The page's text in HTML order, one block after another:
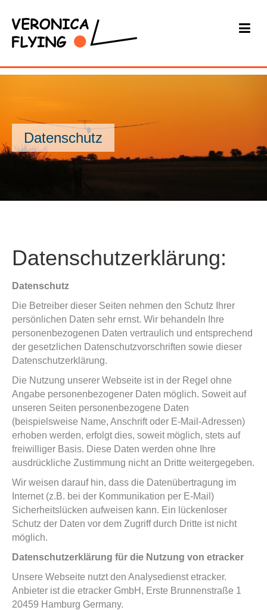
Datenschutz
Datenschutzerklärung:
Datenschutz
Die Betreiber dieser Seiten nehmen den Schutz Ihrer
persönlichen Daten sehr ernst. Wir behandeln Ihre
personenbezogenen Daten vertraulich und entsprechend
der gesetzlichen Datenschutzvorschriften sowie dieser
Datenschutzerklärung.
Die Nutzung unserer Webseite ist in der Regel ohne
Angabe personenbezogener Daten möglich. Soweit auf
unseren Seiten personenbezogene Daten
(beispielsweise Name, Anschrift oder E-Mail-Adressen)
erhoben werden, erfolgt dies, soweit möglich, stets auf
freiwilliger Basis. Diese Daten werden ohne Ihre
ausdrückliche Zustimmung nicht an Dritte weitergegeben.
Wir weisen darauf hin, dass die Datenübertragung im
Internet (z.B. bei der Kommunikation per E-Mail)
Sicherheitslücken aufweisen kann. Ein lückenloser
Schutz der Daten vor dem Zugriff durch Dritte ist nicht
möglich.
Datenschutzerklärung für die Nutzung von etracker
Unsere Webseite nutzt den Analysedienst etracker.
Anbieter ist die etracker GmbH, Erste Brunnenstraße 1
20459 Hamburg Germany.